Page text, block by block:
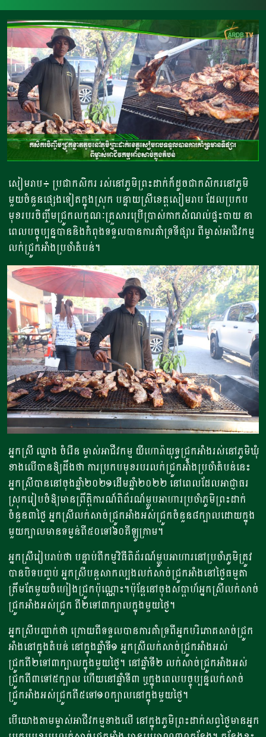
សៀមរាប៖ ប្រជាកសិករ រស់នៅភូមិព្រះដាក់ក៏ដូចជាកសិករនៅភូមិ
មួយចំនួនផ្សេងទៀតក្នុងស្រុក បន្ទាយស្រីខេត្តសៀមរាប ដែលប្រកប
មុខរបរចិញ្ចឹមជ្រូកលក្ខណៈគ្រួសារប្រើប្រាស់កាកសំណល់ផ្ទះបាយ នា
ពេលបច្ចុប្បន្នបាននិងកំពុងទទួលបានការគាំទ្រទីផ្សារ ពីម្ចាស់អាជីវកម្ម
លក់ជ្រូកអាំងប្រចាំតំបន់។
អ្នកស្រី ឈ្នាង ចំរើន ម្ចាស់អាជីវកម្ម យីហោរ៉ាយុទ្ធជ្រូកអាំងរស់នៅភូមិឃុំ
ខាងលើបានឱ្យដឹងថា ការប្រកបមុខរបរលក់ជ្រូកអាំងប្រចាំតំបន់នេះ
អ្នកស្រីបាននៅចុងឆ្នាំ២០២១ដើមឆ្នាំ២០២២ នៅពេលដែលអាជ្ញាធរ
ស្រុករៀបចំឱ្យមានព្រឹត្តិការណ៍ពិព័រណ៍ម្ហូបអាហារប្រចាំភូមិព្រះដាក់
ចំនួន៣ថ្ងៃ អ្នកស្រីលក់សាច់ជ្រូកអាំងអស់ជ្រូកចំនួន៨ក្បាលដោយក្នុង
មួយក្បាលមានទម្ងន់ពី៥០ទៅ៦០គីឡូក្រាម។
អ្នកស្រីរៀបរាប់ថា បន្ទាប់ពីកម្មវិធីពិព័រណ៍ម្ហូបអាហារនៅប្រចាំភូមិត្រូវ
បានបិទបញ្ចប់ អ្នកស្រីបន្តសាកល្បងលក់សាច់ជ្រូកអាំងនៅថ្ងៃធម្មតា
ត្រឹមតែមួយចំហៀងជ្រូកប៉ុណ្ណោះ។ប៉ុន្តែនៅចុងសប្តាហ៍អ្នកស្រីលក់សាច់
ជ្រូកអាំងអស់ជ្រូក ពី២ទៅ៣ក្បាលក្នុងមួយថ្ងៃ។
អ្នកស្រីបញ្ជាក់ថា ក្រោយពីទទួលបានការគាំទ្រពីអ្នកបរិភោគសាច់ជ្រូក
អាំងនៅក្នុងតំបន់ នៅក្នុងឆ្នាំទី១ អ្នកស្រីលក់សាច់ជ្រូកអាំងអស់
ជ្រូកពី២ទៅ៣ក្បាលក្នុងមួយថ្ងៃ។ នៅឆ្នាំទី២ លក់សាច់ជ្រូកអាំងអស់
ជ្រូកពី៣ទៅ៥ក្បាល ហើយនៅឆ្នាំទី៣ ឬក្នុងពេលបច្ចុប្បន្នលក់សាច់
ជ្រូកអាំងអស់ជ្រូកពី៥ទៅ១០ក្បាលនៅក្នុងមួយថ្ងៃ។
បើយោងតាមម្ចាស់អាជីវកម្មខាងលើ នៅក្នុងភូមិព្រះដាក់សព្វថ្ងៃមានអ្នក